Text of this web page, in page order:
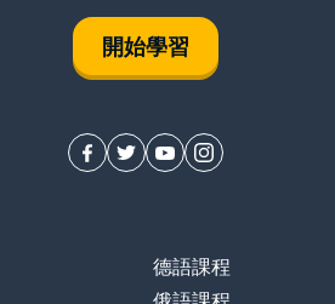
開始學習
德語課程